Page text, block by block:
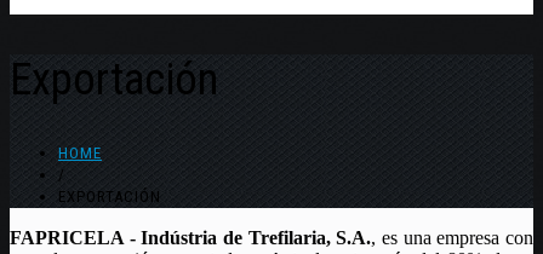
Exportación
HOME
/
EXPORTACIÓN
FAPRICELA - Indústria de Trefilaria, S.A., es una empresa con